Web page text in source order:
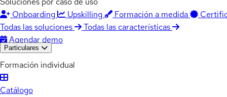
Onboarding
Upskilling Formación a medida
Todas las soluciones
Todas las características
Agendar demo
Particulares
Formación individual
Catálogo